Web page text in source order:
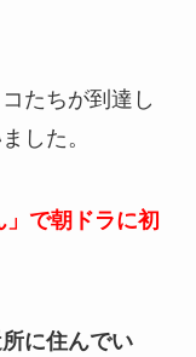
たちが到達し
した。
で朝ドラに初
に住んでい